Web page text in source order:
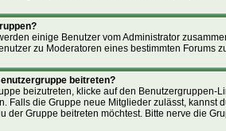
einige Benutzer vom Administrator
zu Moderatoren eines bestimmten Forums
beitreten?
beizutreten, klicke auf den
Falls die Gruppe neue Mitglieder zulässt,
der Gruppe beitreten möchtest. Bitte nerve die